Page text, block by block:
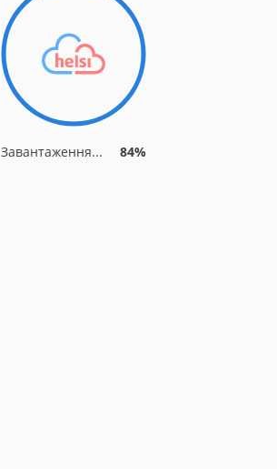
Завантаження... 84%